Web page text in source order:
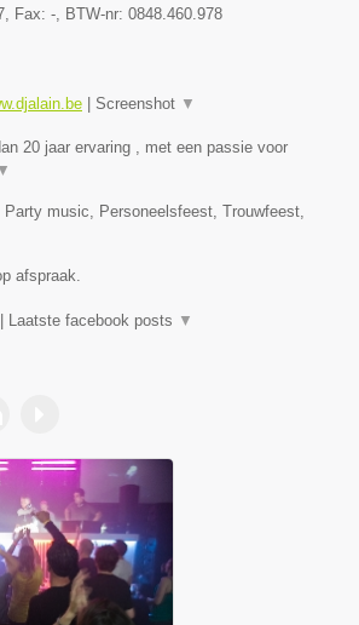
, Fax: -, BTW-nr: 0848.460.978
Screenshot ▼
20 jaar ervaring , met een passie voor
▼
Party music, Personeelsfeest, Trouwfeest,
afspraak.
Laatste facebook posts ▼